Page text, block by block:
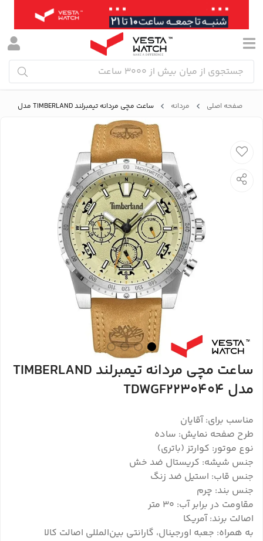
صفحه اصلی مردانه ساعت مچی مردانه تیمبرلند TIMBERLAND مدل TDWGF2230404
ساعت مچی مردانه تیمبرلند TIMBERLAND
مدل TDWGF2230404
مناسب برای: آقایان
طرح صفحه نمایش: ساده
نوع موتور: کوارتز (باتری)
جنس شیشه: کریستال ضد خش
جنس قاب: استیل ضد زنگ
جنس بند: چرم
مقاومت در برابر آب: 30 متر
اصالت برند: آمریکا
به همراه: جعبه اورجینال، گارانتی بین‌المللی اصالت کالا